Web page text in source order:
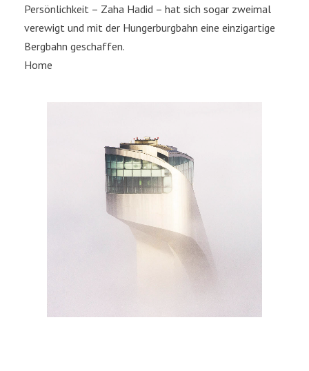
Persönlichkeit – Zaha Hadid – hat sich sogar zweimal
verewigt und mit der Hungerburgbahn eine einzigartige
Bergbahn geschaffen.
Home